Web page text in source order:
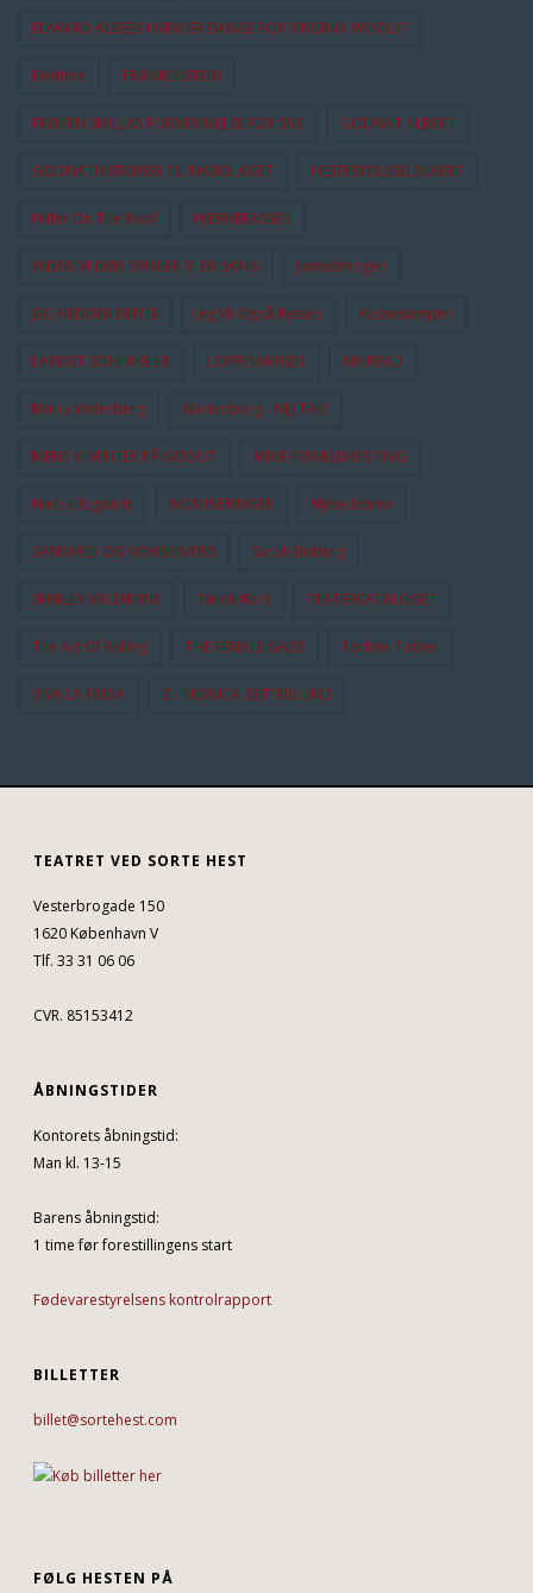
EDWARD ALBEES HVEM ER BANGE FOR VIRGINIA WOOLF?
Enetime FRANKENSTEIN
FRØKEN SMILLAS FORNEMMELSE FOR SNE GODNAT ALBERT
GODNATHISTORIER TIL NABOLAGET HESTESTOLESELSKABET
Hitler On The Roof HJERNEKASSEN
INDEN VI DØR SYNGER VI EN SANG Jantedrengen
JEG HEDDER BENTE Jeg Vil Også Kysses Kussesumpen
LANDET SOM IKKE ER LOPPEMARKED MAIREAD
Maria Vinterberg Marienborg - NEJ TAK!
MENS VI VENTER PÅ GODOT MINE FORÆLDRES TING
Niels Ellegaard NOMINERINGER Nyhedsbrev
SANDHED OG KONSEKVENS Sarah Boberg
SHIRLEY VALENTINE Tarok-Kort TEATERKATALOGET
The Art Of Falling THE FEMALE GAZE Torben Toben
VIVA LA FRIDA Z - MONICA ZETTERLUND
TEATRET VED SORTE HEST
Vesterbrogade 150
1620 København V
Tlf. 33 31 06 06
CVR. 85153412
ÅBNINGSTIDER
Kontorets åbningstid:
Man kl. 13-15
Barens åbningstid:
1 time før forestillingens start
Fødevarestyrelsens kontrolrapport
BILLETTER
billet@sortehest.com
FØLG HESTEN PÅ